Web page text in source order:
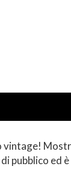
vintage!
pubblico ed